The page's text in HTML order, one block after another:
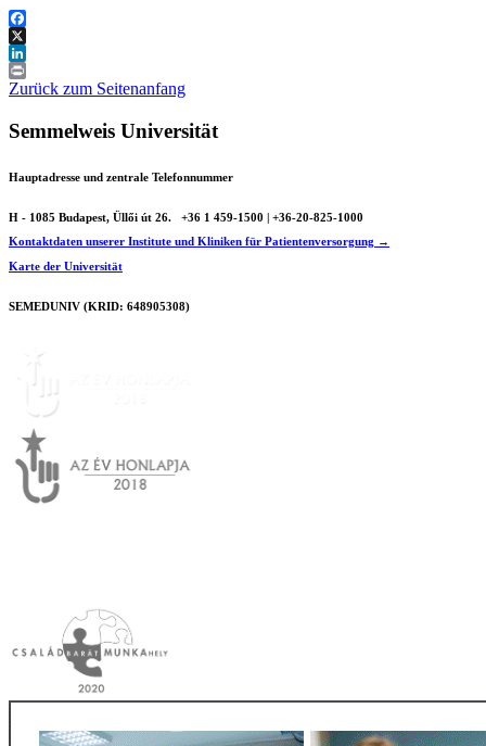
Facebook
X
LinkedIn
Print
Zurück zum Seitenanfang
Semmelweis Universität
Hauptadresse und zentrale Telefonnummer
H - 1085 Budapest, Üllői út 26.
+36 1 459-1500 | +36-20-825-1000
Kontaktdaten unserer Institute und Kliniken für Patientenversorgung →
Karte der Universität
SEMEDUNIV (KRID: 648905308)